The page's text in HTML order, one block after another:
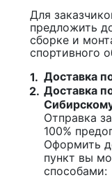
Для
предложить
сборке и
спортивного
1. Доставка
2. Доставка
Отправка
100%
Оформить
пункт вы
способами: